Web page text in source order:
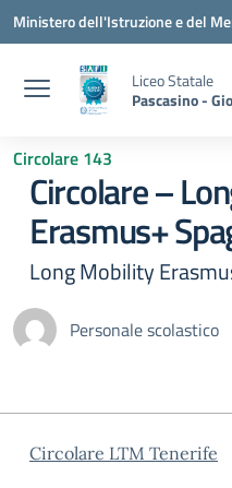
Vai ai contenuti
Vai al menu di navigazione
Vai al footer
Ministero dell'Istruzione e del
Liceo Statale
Pascasino -
Circolare 143
Circolare –
Erasmus+
Long Mobility
Personale scolastico
Circolare LTM Tenerife